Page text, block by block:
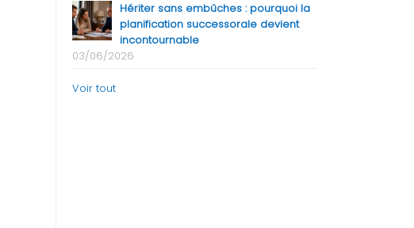
Hériter sans embûches : pourquoi la
planification successorale devient
incontournable
03/06/2026
Voir tout